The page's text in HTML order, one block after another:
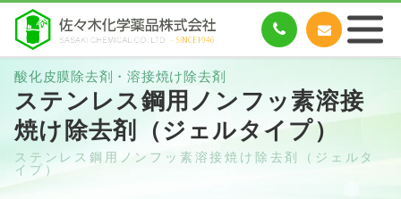
ステンレス鋼用ノンフッ素溶接
焼け除去剤（ジェルタイプ）
ステンレス鋼用ノンフッ素溶接焼け除去剤（ジェルタ
イプ）
酸化皮膜除去剤・溶接焼け除去剤